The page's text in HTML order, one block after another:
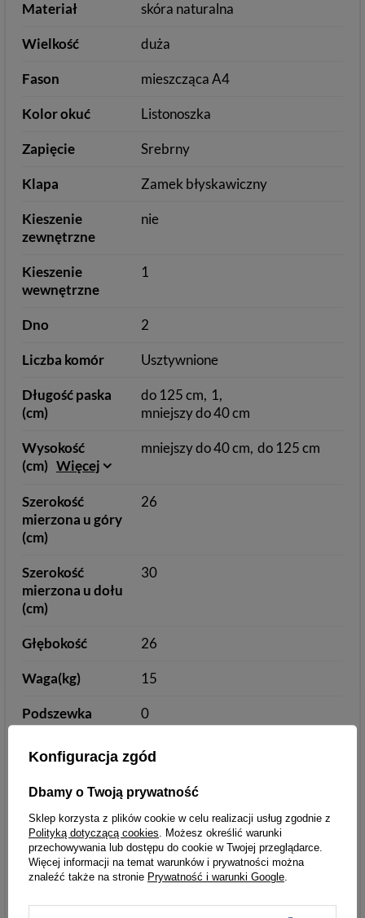
Materiał skóra naturalna
Wielkość duża
Fason mieszcząca A4
Kolor okuć Listonoszka
Zapięcie Srebrny
Klapa Zamek błyskawiczny
Kieszenie
zewnętrzne
nie
Kieszenie
wewnętrzne
1
Dno 2
Liczba komór Usztywnione
Długość paska
(cm)
do 125 cm 1
mniejszy do 40 cm
Wysokość
(cm) Więcej
mniejszy do 40 cm do 125 cm
Szerokość
mierzona u góry
(cm)
26
Szerokość
mierzona u dołu
(cm)
30
Głębokość 26
Waga(kg) 15
Podszewka 0
Kolory 6
Głębokość [cm]
Parametry
bezpieczeństwa
Parametry bezpieczeństwa
Podmiot odpowiedzialny
Łukasz Turyk
Konfiguracja zgód
Dbamy o Twoją prywatność
Sklep korzysta z plików cookie w celu realizacji usług zgodnie z
Polityką dotyczącą cookies . Możesz określić warunki
przechowywania lub dostępu do cookie w Twojej przeglądarce.
Więcej informacji na temat warunków i prywatności można
znaleźć także na stronie Prywatność i warunki Google